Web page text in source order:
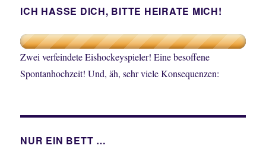
ICH HASSE DICH, BITTE HEIRATE MICH!
Zwei verfeindete Eishockeyspieler! Eine besoffene
Spontanhochzeit! Und, äh, sehr viele Konsequenzen:
NUR EIN BETT …